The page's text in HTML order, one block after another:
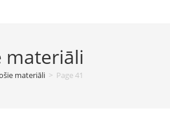
materiāli
materiāli > Page 41